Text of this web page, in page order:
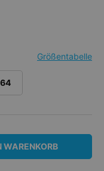
Größentabelle
WARENKORB